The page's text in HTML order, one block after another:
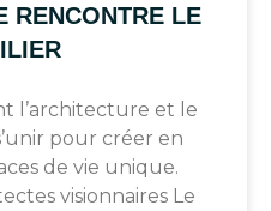
RENCONTRE LE
l’architecture et le
pour créer en
de vie unique.
visionnaires Le